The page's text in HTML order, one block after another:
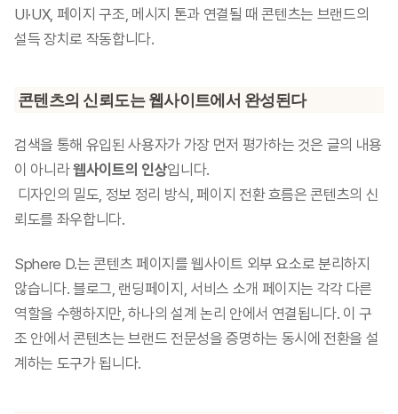
UI·UX, 페이지 구조, 메시지 톤과 연결될 때 콘텐츠는 브랜드의
설득 장치로 작동합니다.
콘텐츠의 신뢰도는 웹사이트에서 완성된다
검색을 통해 유입된 사용자가 가장 먼저 평가하는 것은 글의 내용
이 아니라 웹사이트의 인상입니다.
뢰도를 좌우합니다.
Sphere D.는 콘텐츠 페이지를 웹사이트 외부 요소로 분리하지
않습니다. 블로그, 랜딩페이지, 서비스 소개 페이지는 각각 다른
역할을 수행하지만, 하나의 설계 논리 안에서 연결됩니다. 이 구
조 안에서 콘텐츠는 브랜드 전문성을 증명하는 동시에 전환을 설
계하는 도구가 됩니다.